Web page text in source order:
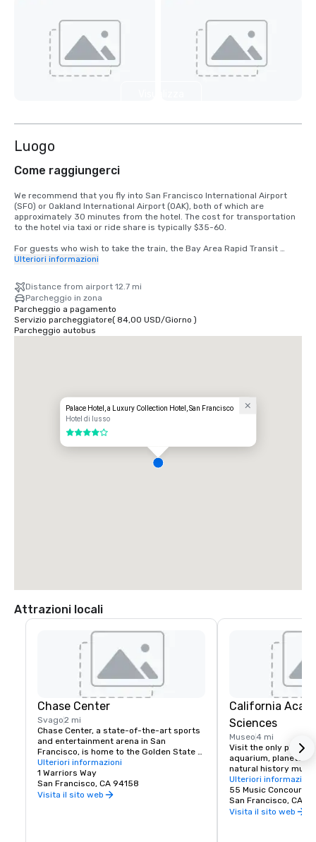
Luogo
Come raggiungerci
We recommend that you fly into San Francisco International Airport
(SFO) or Oakland International Airport (OAK), both of which are
approximately 30 minutes from the hotel. The cost for transportation
to the hotel via taxi or ride share is typically $35-60.
For guests who wish to take the train, the Bay Area Rapid Transit
(BART) train runs between SFO and San Francisco every 15-20
station located in the international terminal. Exit the train at the
Montgomery Street Station. The Palace Hotel is located at the corner
of Market and New Montgomery Street, directly across from the train
station. The total cost is $8.65. Travel time is approximately 45
minutes.
Ulteriori informazioni
Distance from airport 12.7 mi
Parcheggio in zona
Parcheggio a pagamento
Servizio parcheggiatore( 84,00 USD/Giorno )
Parcheggio autobus
Palace Hotel, a Luxury Collection Hotel, San Francisco
Hotel di lusso
4 su 5
Attrazioni locali
Chase Center
Svago2 mi
Chase Center, a state-of-the-art sports
and entertainment arena in San
Francisco, is home to the Golden State
Warriors and nearly 200 events per year.
Ulteriori informazioni
1 Warriors Way
San Francisco, CA 94158
Visita il sito web
California
Sciences
Museo4 mi
Visit the only place
aquarium,
natural history
living roof.
Ulteriori informazioni
55 Music Concourse
San Francisco, CA
Visita il sito web